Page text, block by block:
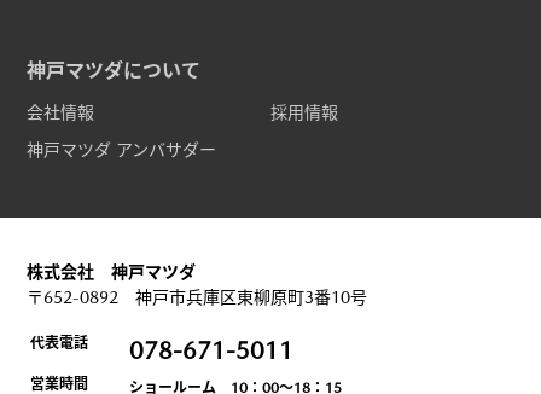
神戸マツダについて
会社情報
採用情報
神戸マツダ アンバサダー
株式会社 神戸マツダ
〒652-0892 神戸市兵庫区東柳原町3番10号
代表電話 078-671-5011
営業時間
ショールーム 10：00～18：15